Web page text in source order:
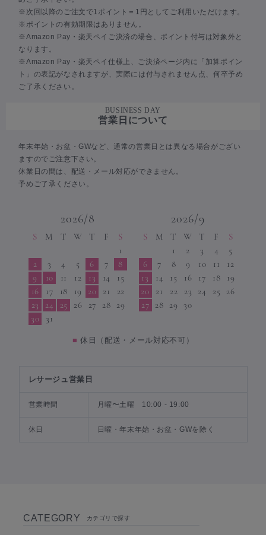
※次回以降のご注文で1ポイント＝1円としてご利用いただけます。
※ポイントの有効期限はありません。
※Amazon Pay・楽天ペイご決済の場合、ポイント付与は対象外と
なります。
※Amazon Pay・楽天ペイ仕様上、ご決済ページ内に「加算ポイン
ト」の表記がなされますが、実際には付与されません点、何卒予め
ご了承ください。
BUSINESS DAY
営業日について
年末年始・お盆・GWなど、通常の営業日とは異なる場合がござい
ますのでご注意下さい。
休業日の間は、配送・メール対応ができません。
予めご了承ください。
2026/8
S M T W T F
S
1
2
3 4 5 6 7
8
9
10 11 12 13 14
15
16
17 18 19 20 21
22
23
24 25 26 27 28
29
30
31
2026/9
S M T W T F
S
1
2 3 4
5
6
7 8 9 10 11
12
13
14 15 16 17 18
19
20
21 22 23 24 25
26
27
28 29 30
■ 休日（配送・メール対応不可）
レサージュ営業日
営業時間 月曜〜土曜 10:00 - 19:00
休日 日曜・年末年始・お盆・GWを除く
CATEGORY カテゴリで探す